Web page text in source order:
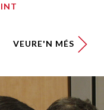
VEURE'N MÉS